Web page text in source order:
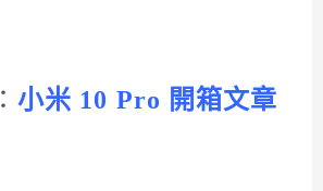
：小米 10 Pro 開箱文章